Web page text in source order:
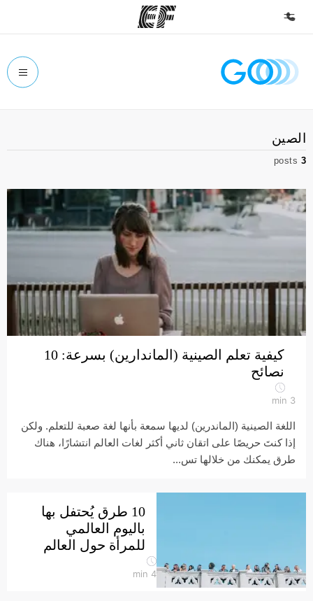
الصفحة الرئيسية
شاهد كل ما نقوم به
مكاتب
أعثر على مكتب قريب منك
نبذة عنا
إنضم إلى الفريق
الصين
3
posts
كيفية تعلم الصينية (الماندارين) بسرعة: 10
نصائح
3
min
اللغة الصينية (الماندرين) لديها سمعة بأنها لغة صعبة للتعلم. ولكن
إذا كنتَ حريصًا على اتقان ثاني أكثر لغات العالم انتشارًا، هناك
طرق يمكنك من خلالها تس...
10 طرق يُحتفل بها
باليوم العالمي
للمرأة حول العالم
4
min